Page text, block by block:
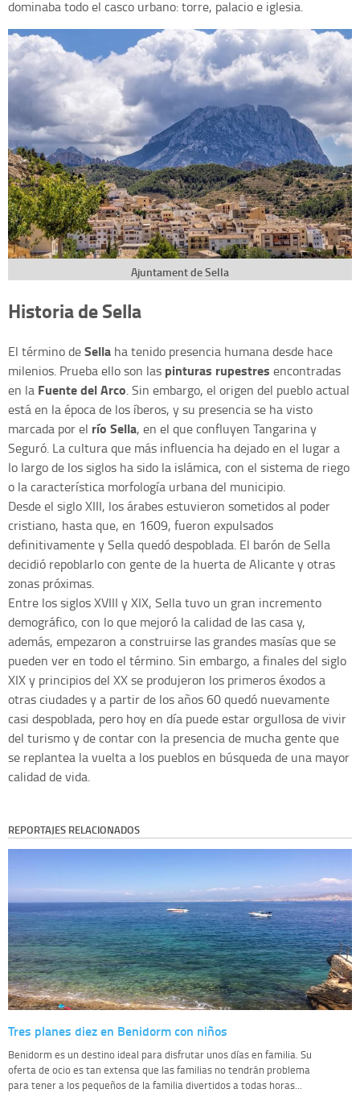
dominaba todo el casco urbano: torre, palacio e iglesia.
Ajuntament de Sella
Historia de Sella
El término deSella ha tenido presencia humana desde hace
milenios. Prueba ello son las pinturas rupestres encontradas
en la Fuente del Arco. Sin embargo, el origen del pueblo actual
está en la época de los íberos, y su presencia se ha visto
marcada por el río Sella, en el que confluyen Tangarina y
Seguró. La cultura que más influencia ha dejado en el lugar a
lo largo de los siglos ha sido la islámica, con el sistema de riego
o la característica morfología urbana del municipio.
Desde el siglo XIII, los árabes estuvieron sometidos al poder
cristiano, hasta que, en 1609, fueron expulsados
definitivamente y Sella quedó despoblada. El barón de Sella
decidió repoblarlo con gente de la huerta de Alicante y otras
zonas próximas.
Entre los siglos XVIII y XIX, Sella tuvo un gran incremento
demográfico, con lo que mejoró la calidad de las casa y,
además, empezaron a construirse las grandes masías que se
pueden ver en todo el término. Sin embargo, a finales del siglo
XIX y principios del XX se produjeron los primeros éxodos a
otras ciudades y a partir de los años 60 quedó nuevamente
casi despoblada, pero hoy en día puede estar orgullosa de vivir
del turismo y de contar con la presencia de mucha gente que
se replantea la vuelta a los pueblos en búsqueda de una mayor
calidad de vida.
REPORTAJES RELACIONADOS
Tres planes diez en Benidorm con niños
Benidorm es un destino ideal para disfrutar unos días en familia. Su
oferta de ocio es tan extensa que las familias no tendrán problema
para tener a los pequeños de la familia divertidos a todas horas...